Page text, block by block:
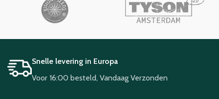
Snelle levering in Europa
Voor 16:00 besteld, Vandaag Verzonden